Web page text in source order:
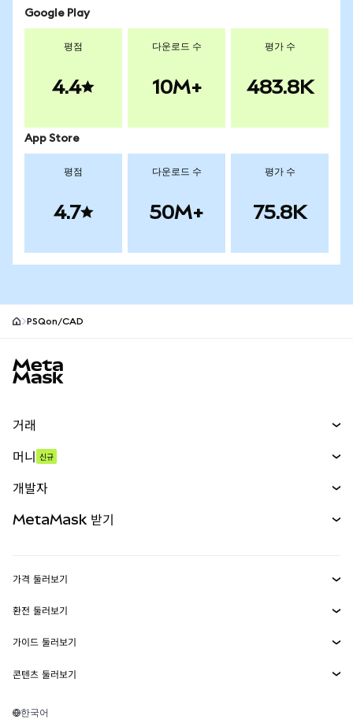
Google Play
평점
4.4
다운로드 수
10M+
평가 수
483.8K
App Store
평점
4.7
다운로드 수
50M+
평가 수
75.8K
PSQon/CAD
거래
무기한 선물
실물자산
머니 신규
개발자
MetaMask Connect
Snaps
웹3 서비스
MetaMask 받기
보안
고객 지원
채용
가격 둘러보기
이더리움 가격
솔라나 가격
테더 가격
환전 둘러보기
ETH를 USD로 환전
USDT를 INR로 환전
BTC를 INR로 환전
가이드 둘러보기
ETH 매수
콘텐츠 둘러보기
솔라나 지갑
한국어